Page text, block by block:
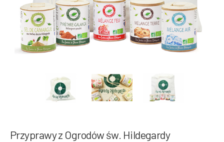
Przyprawy z Ogrodów św. Hildegardy